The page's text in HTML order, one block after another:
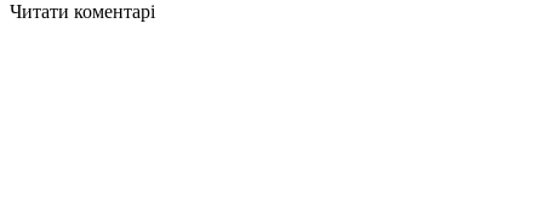
Читати коментарі